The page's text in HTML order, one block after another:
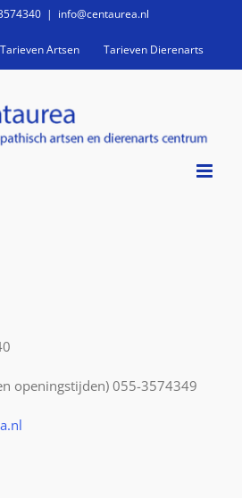
| info@centaurea.nl
Tarieven Artsen Tarieven Dierenarts
openingstijden) 055-3574349